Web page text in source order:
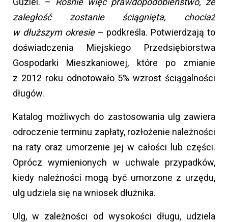
zaległość zostanie ściągnięta, chociaż
w dłuższym okresie– podkreśla. Potwierdzają to
doświadczenia Miejskiego Przedsiębiorstwa
Gospodarki Mieszkaniowej, które po zmianie
z 2012 roku odnotowało 5% wzrost ściągalności
długów.
Katalog możliwych do zastosowania ulg zawiera
odroczenie terminu zapłaty, rozłożenie należności
na raty oraz umorzenie jej w całości lub części.
Oprócz wymienionych w uchwale przypadków,
kiedy należności mogą być umorzone z urzędu,
ulg udziela się na wniosek dłużnika.
Ulg, w zależności od wysokości długu, udziela